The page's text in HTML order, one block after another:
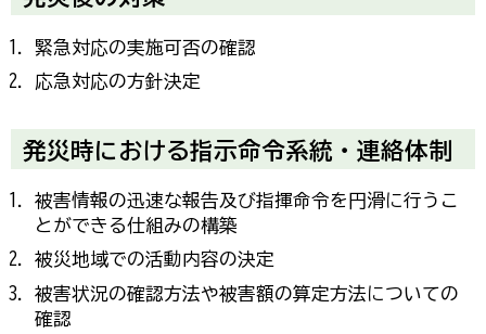
緊急対応の実施可否の確認
応急対応の方針決定
発災時における指示命令系統・連絡体制
被害情報の迅速な報告及び指揮命令を円滑に行うこ
とができる仕組みの構築
被災地域での活動内容の決定
被害状況の確認方法や被害額の算定方法についての
確認